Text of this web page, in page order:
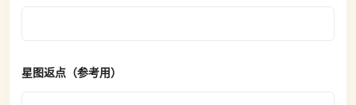
星图返点（参考用）